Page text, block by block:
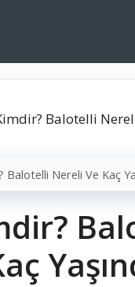
Nereli Ve Kaç